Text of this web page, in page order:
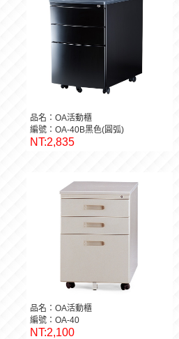
品名：OA活動櫃
編號：OA-40B黑色(圓弧)
NT:2,835
品名：OA活動櫃
編號：OA-40
NT:2,100